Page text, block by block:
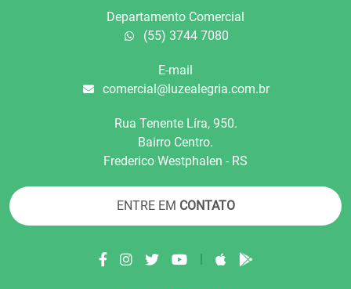
Departamento Comercial
(55) 3744 7080
E-mail
comercial@luzealegria.com.br
Rua Tenente Líra, 950.
Bairro Centro.
Frederico Westphalen - RS
ENTRE EM CONTATO
|